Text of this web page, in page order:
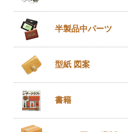
半製品中パーツ
型紙 図案
書籍